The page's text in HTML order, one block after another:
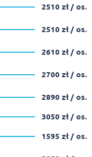
2510 zł / os.
2510 zł / os.
2610 zł / os.
2700 zł / os.
2890 zł / os.
3050 zł / os.
1595 zł / os.